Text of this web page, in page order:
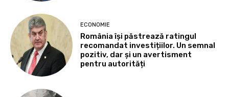
ECONOMIE
România își păstrează ratingul
recomandat investițiilor. Un semnal
pozitiv, dar și un avertisment
pentru autorități